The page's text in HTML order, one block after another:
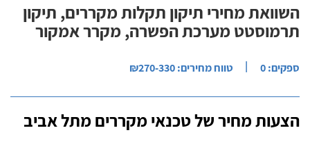
השוואת מחירי תיקון תקלות מקררים, תיקון
תרמוסטט מערכת הפשרה, מקרר אמקור
ספקים: 0 | טווח מחירים: ₪270-330
הצעות מחיר של טכנאי מקררים מתל אביב